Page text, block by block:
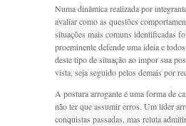
Numa dinâmica realizada por
avaliar como as questões
situações mais comuns identificadas
proeminente defende uma ideia e
deste tipo de situação ao impor sua
vista, seja seguido pelos demais por
A postura arrogante é uma forma de
não ter que assumir erros. Um líder
conquistas passadas, mas reluta